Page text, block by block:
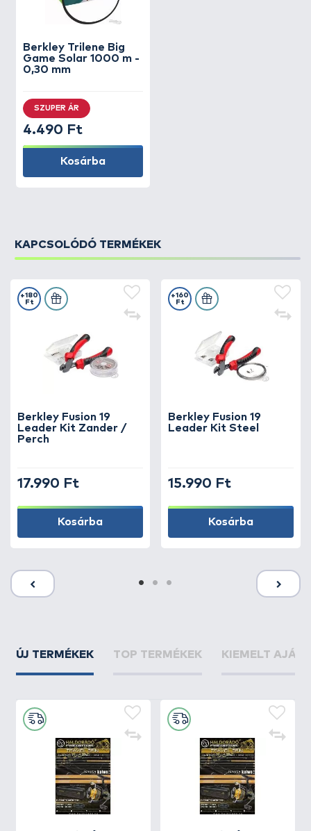
Berkley Trilene Big
Game Solar 1000 m -
0,30 mm
SZUPER ÁR
4.490 Ft
Kosárba
KAPCSOLÓDÓ TERMÉKEK
Berkley Fusion 19
Leader Kit Zander /
Perch
+180
Ft
17.990 Ft
Kosárba
Berkley Fusion 19
Leader Kit Steel
+160
Ft
15.990 Ft
Kosárba
ÚJ TERMÉKEK TOP TERMÉKEK KIEMELT